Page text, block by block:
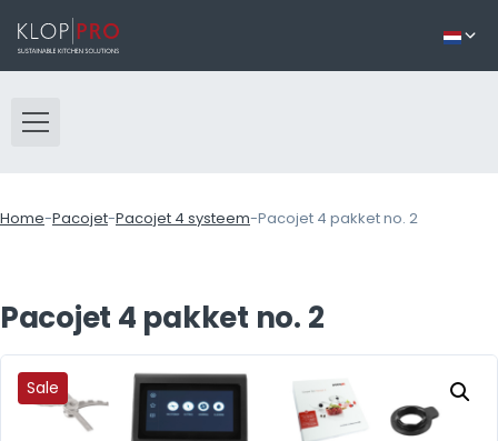
Home-Pacojet-Pacojet 4 systeem-Pacojet 4 pakket no. 2
Pacojet 4 pakket no. 2
Sale